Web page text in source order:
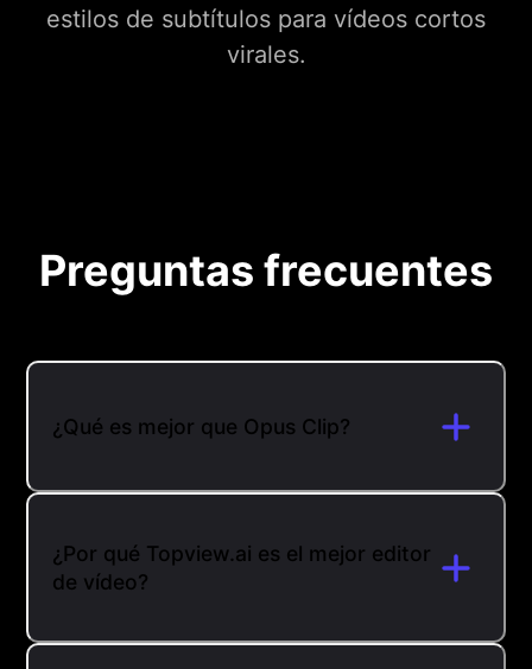
estilos de subtítulos para vídeos cortos
virales.
Preguntas frecuentes
¿Qué es mejor que Opus Clip?
¿Por qué Topview.ai es el mejor editor
de vídeo?